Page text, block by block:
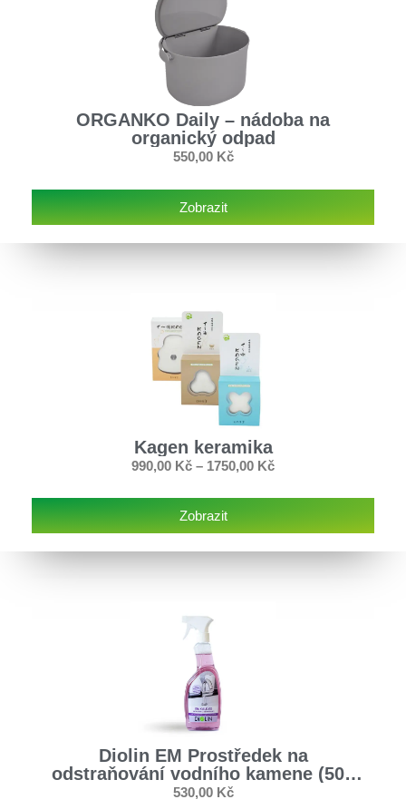
ORGANKO Daily – nádoba na
organický odpad
550,00 Kč
Zobrazit
Kagen keramika
990,00 Kč – 1750,00 Kč
Zobrazit
Diolin EM Prostředek na
odstraňování vodního kamene (500
ml)
530,00 Kč